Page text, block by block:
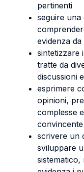
pertinenti
seguire una
evidenza
sintetizzare
tratte da
discussioni
esprimere
opinioni,
complesse
scrivere un
sviluppare